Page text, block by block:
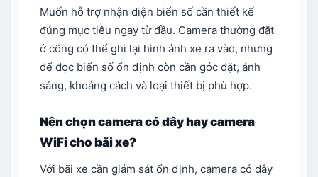
Muốn hỗ trợ nhận diện biển số cần thiết kế
đúng mục tiêu ngay từ đầu. Camera thường đặt
ở cổng có thể ghi lại hình ảnh xe ra vào, nhưng
để đọc biển số ổn định còn cần góc đặt, ánh
sáng, khoảng cách và loại thiết bị phù hợp.
Nên chọn camera có dây hay camera
WiFi cho bãi xe?
Với bãi xe cần giám sát ổn định, camera có dây